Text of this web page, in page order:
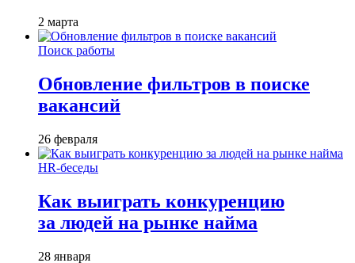
2 марта
Поиск работы
Обновление фильтров в поиске
вакансий
26 февраля
HR-беседы
Как выиграть конкуренцию
за людей на рынке найма
28 января